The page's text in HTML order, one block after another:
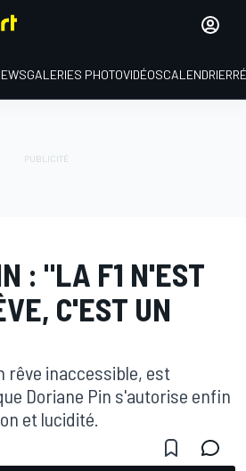
GALERIES PHOTOVIDÉOSCALENDRIER
: "LA F1 N'EST
C'EST UN
rêve inaccessible, est
Doriane Pin s'autorise enfin
et lucidité.